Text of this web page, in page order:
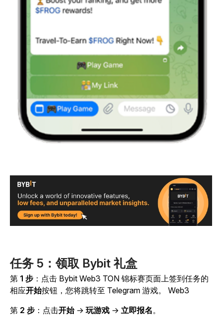
任务 5：领取 Bybit 礼盒
第 1 步 ：点击 Bybit Web3 TON 锦标赛页面上签到任务的
相应开始按钮，您将跳转至 Telegram 游戏。 Web3
第 2 步 ：点击开始→ 玩游戏 → 立即报名 。